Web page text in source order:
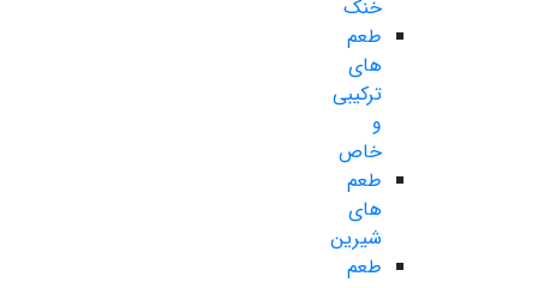
خنک
طعم
های
ترکیبی
و
خاص
طعم
های
شیرین
طعم